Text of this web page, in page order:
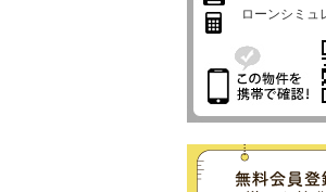
ローンシミュ